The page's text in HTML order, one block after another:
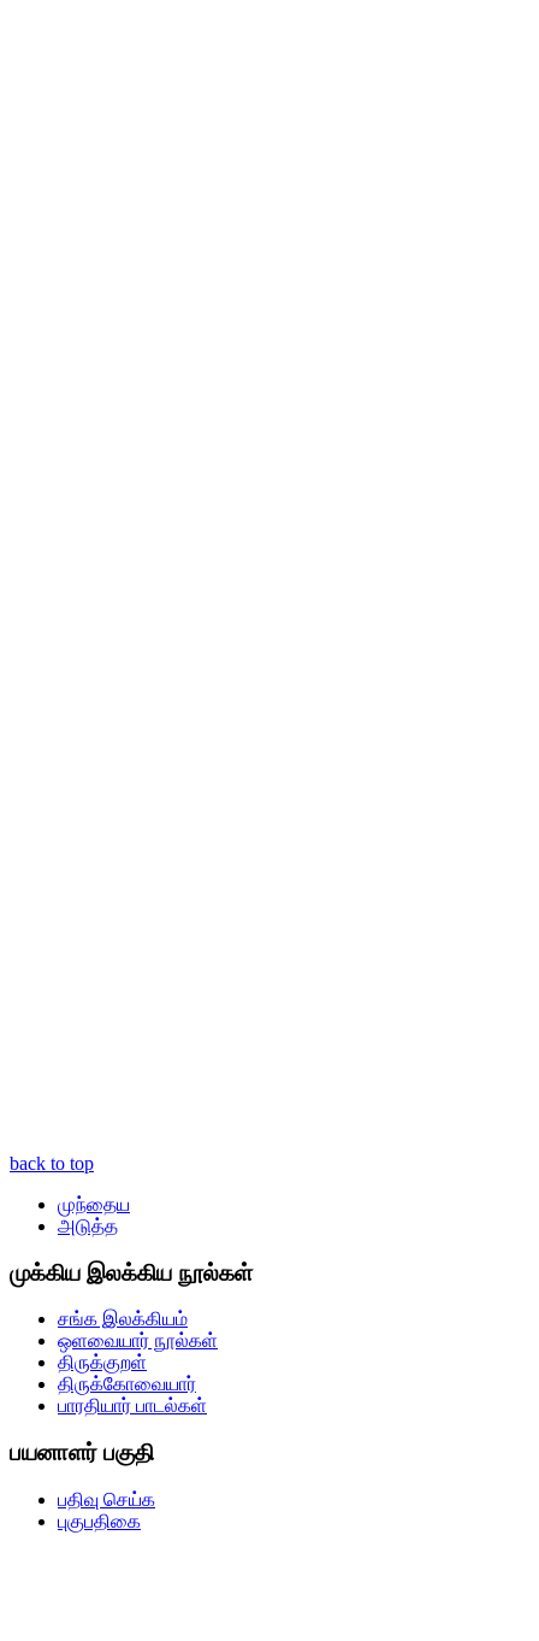
back to top
முந்தைய
அடுத்த
முக்கிய இலக்கிய நூல்கள்
சங்க இலக்கியம்
ஒளவையார் நூல்கள்
திருக்குறள்
திருக்கோவையார்
பாரதியார் பாடல்கள்
பயனாளர் பகுதி
பதிவு செய்க
புகுபதிகை